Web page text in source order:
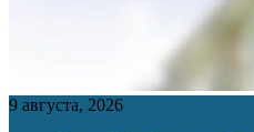
9 августа, 2026